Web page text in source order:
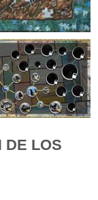
DE LOS